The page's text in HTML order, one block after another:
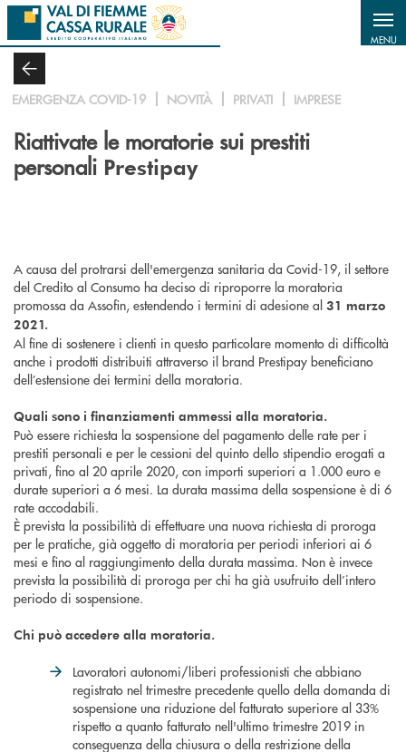
Salta al contenuto principale
MENU
EMERGENZA COVID-19 NOVITÀ PRIVATI IMPRESE
Riattivate le moratorie sui prestiti
personali Prestipay
A causa del protrarsi dell'emergenza sanitaria da Covid-19, il settore
del Credito al Consumo ha deciso di riproporre la moratoria
promossa da Assofin, estendendo i termini di adesione al 31 marzo
2021.
Al fine di sostenere i clienti in questo particolare momento di difficoltà
anche i prodotti distribuiti attraverso il brand Prestipay beneficiano
dell’estensione dei termini della moratoria.
Quali sono i finanziamenti ammessi alla moratoria.
Può essere richiesta la sospensione del pagamento delle rate per i
prestiti personali e per le cessioni del quinto dello stipendio erogati a
privati, fino al 20 aprile 2020, con importi superiori a 1.000 euro e
durate superiori a 6 mesi. La durata massima della sospensione è di 6
rate accodabili.
È prevista la possibilità di effettuare una nuova richiesta di proroga
per le pratiche, già oggetto di moratoria per periodi inferiori ai 6
mesi e fino al raggiungimento della durata massima. Non è invece
prevista la possibilità di proroga per chi ha già usufruito dell’intero
periodo di sospensione.
Chi può accedere alla moratoria.
Lavoratori autonomi/liberi professionisti che abbiano
registrato nel trimestre precedente quello della domanda di
sospensione una riduzione del fatturato superiore al 33%
rispetto a quanto fatturato nell'ultimo trimestre 2019 in
conseguenza della chiusura o della restrizione della